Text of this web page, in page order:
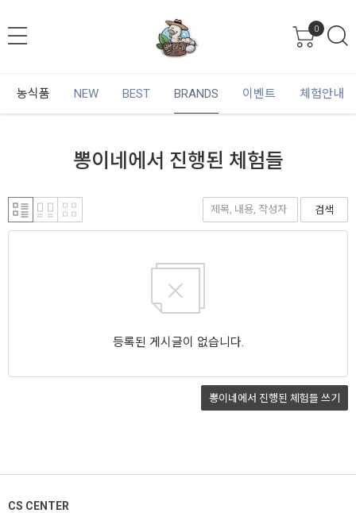
0
농식품 NEW BEST BRANDS 이벤트 체험안내
뽕이네에서 진행된 체험들
검색
등록된 게시글이 없습니다.
뽕이네에서 진행된 체험들 쓰기
CS CENTER